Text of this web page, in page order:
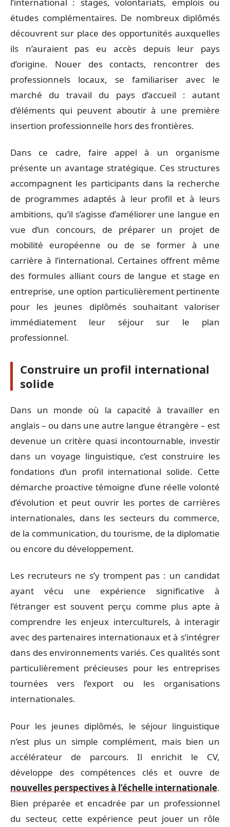
études complémentaires. De nombreux diplômés
découvrent sur place des opportunités auxquelles
ils n’auraient pas eu accès depuis leur pays
d’origine. Nouer des contacts, rencontrer des
professionnels locaux, se familiariser avec le
marché du travail du pays d’accueil : autant
d’éléments qui peuvent aboutir à une première
insertion professionnelle hors des frontières.
Dans ce cadre, faire appel à un organisme
présente un avantage stratégique. Ces structures
accompagnent les participants dans la recherche
de programmes adaptés à leur profil et à leurs
ambitions, qu’il s’agisse d’améliorer une langue en
vue d’un concours, de préparer un projet de
mobilité européenne ou de se former à une
carrière à l’international. Certaines offrent même
des formules alliant cours de langue et stage en
entreprise, une option particulièrement pertinente
pour les jeunes diplômés souhaitant valoriser
immédiatement leur séjour sur le plan
professionnel.
Construire un profil international
solide
Dans un monde où la capacité à travailler en
anglais – ou dans une autre langue étrangère – est
devenue un critère quasi incontournable, investir
dans un voyage linguistique, c’est construire les
fondations d’un profil international solide. Cette
démarche proactive témoigne d’une réelle volonté
d’évolution et peut ouvrir les portes de carrières
internationales, dans les secteurs du commerce,
de la communication, du tourisme, de la diplomatie
ou encore du développement.
Les recruteurs ne s’y trompent pas : un candidat
ayant vécu une expérience significative à
l’étranger est souvent perçu comme plus apte à
comprendre les enjeux interculturels, à interagir
avec des partenaires internationaux et à s’intégrer
dans des environnements variés. Ces qualités sont
particulièrement précieuses pour les entreprises
tournées vers l’export ou les organisations
internationales.
Pour les jeunes diplômés, le séjour linguistique
n’est plus un simple complément, mais bien un
accélérateur de parcours. Il enrichit le CV,
développe des compétences clés et ouvre de
nouvelles perspectives à l’échelle internationale.
Bien préparée et encadrée par un professionnel
du secteur, cette expérience peut jouer un rôle